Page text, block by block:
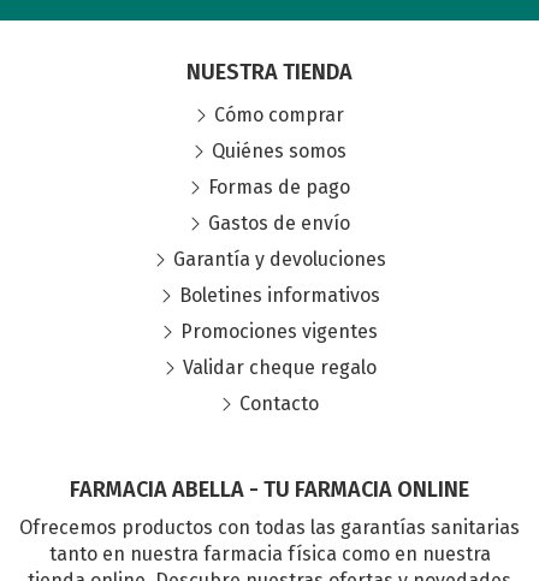
FARMACIA ABELLA - TU FARMACIA ONLINE
Ofrecemos productos con todas las garantías sanitarias
tanto en nuestra farmacia física como en nuestra
NUESTRA TIENDA
Cómo comprar
Quiénes somos
Formas de pago
Gastos de envío
Garantía y devoluciones
Boletines informativos
Promociones vigentes
Validar cheque regalo
Contacto